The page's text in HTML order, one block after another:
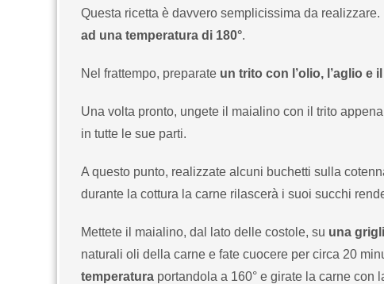
Questa ricetta è davvero semplicissima da realizzare.
ad una temperatura di 180°.
Nel frattempo, preparate un trito con l’olio, l’aglio e
Una volta pronto, ungete il maialino con il trito
in tutte le sue parti.
A questo punto, realizzate alcuni buchetti sulla
durante la cottura la carne rilascerà i suoi succhi
Mettete il maialino, dal lato delle costole, su una
naturali oli della carne e fate cuocere per circa 20
temperatura portandola a 160° e girate la carne con